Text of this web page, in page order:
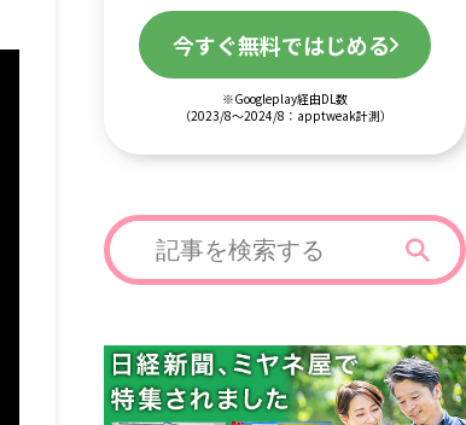
今すぐ無料ではじめる
※Googleplay経由DL数
（2023/8～2024/8：apptweak計測）